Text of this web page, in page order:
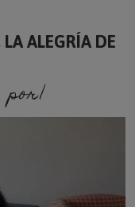
ALEGRÍA DE
so